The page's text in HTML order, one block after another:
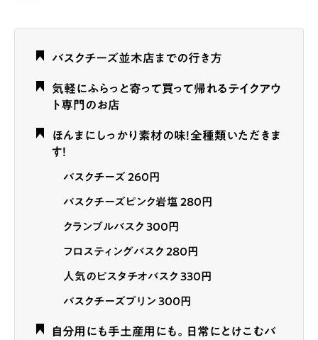
バスクチーズ並木店までの行き方
気軽にふらっと寄って買って帰れるテイクアウ
ト専門のお店
ほんまにしっかり素材の味！全種類いただきま
す！
バスクチーズ 260円
バスクチーズピンク岩塩 280円
クランブルバスク 300円
フロスティングバスク 280円
人気のピスタチオバスク 330円
バスクチーズプリン 300円
自分用にも手土産用にも。日常にとけこむバ